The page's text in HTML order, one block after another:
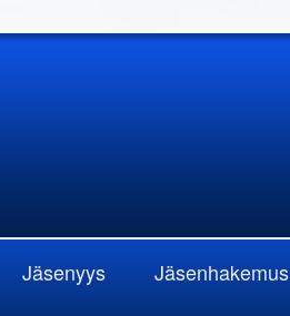
Jäsenyys Jäsenhakemus